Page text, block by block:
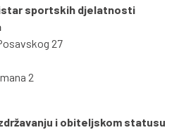
sportskih djelatnosti
27
2
i obiteljskom statusu